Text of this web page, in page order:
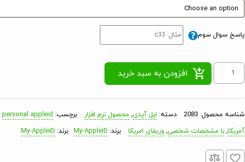
پاسخ سوال سوم
آیدی
-
ساخت
با
افزودن به سبد خرید
شناسه محصول: 2083 دسته: اپل آیدی, محصول نرم افزار برچسب: personal appleid
آمریکا,با مشخصات شخصی, وریفای امریکا برند: My-AppleiD برند: My-AppleiD